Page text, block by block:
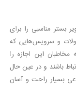
بستر مناسبی را برای
و سرویس‌هایی که
این اجازه را
باشند و در عین حال
بسیار راحت و آسان